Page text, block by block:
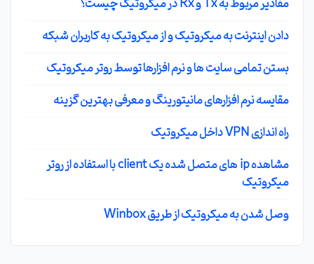
مقادیر مربوط به Tx و Rx در میکروتیک چیست؟
دادن اینترنت به میکروتیک و از میکروتیک به کاربران شبکه
بستن تمامی سایت ها و نرم افزارها توسط روتر میکروتیک
مقایسه نرم افزارهای مانیتورینگ و معرفی بهترین گزینه
راه اندازی VPN داخل میکروتیک
مشاهده ip های متصل شده یک client با استفاده از روتر
میکروتیک
وصل شدن به میکروتیک از طریق Winbox